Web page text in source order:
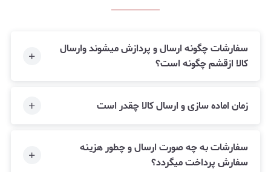
سفارشات چگونه ارسال و پردازش میشوند وارسال
کالا ازقشم چگونه است؟
زمان اماده سازی و ارسال کالا چقدر است
سفارشات به چه صورت ارسال و چطور هزینه
سفارش پرداخت میگردد؟